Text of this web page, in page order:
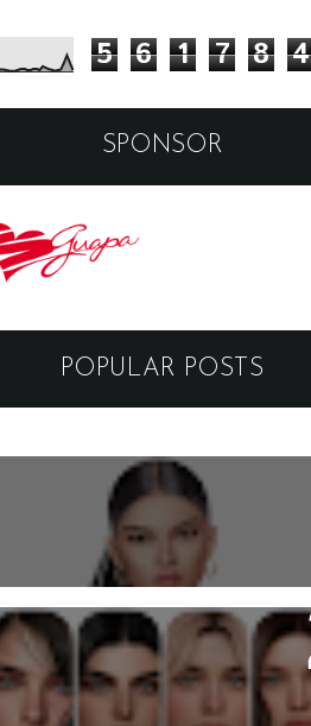
5 6 1 7 8 4
SPONSOR
POPULAR POSTS
Black Dragon Viewer -
Copyright - Guapa Store by
Valentinabennett.